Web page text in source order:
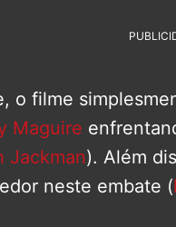
o filme
Maguire
Jackman). Além
neste embate (